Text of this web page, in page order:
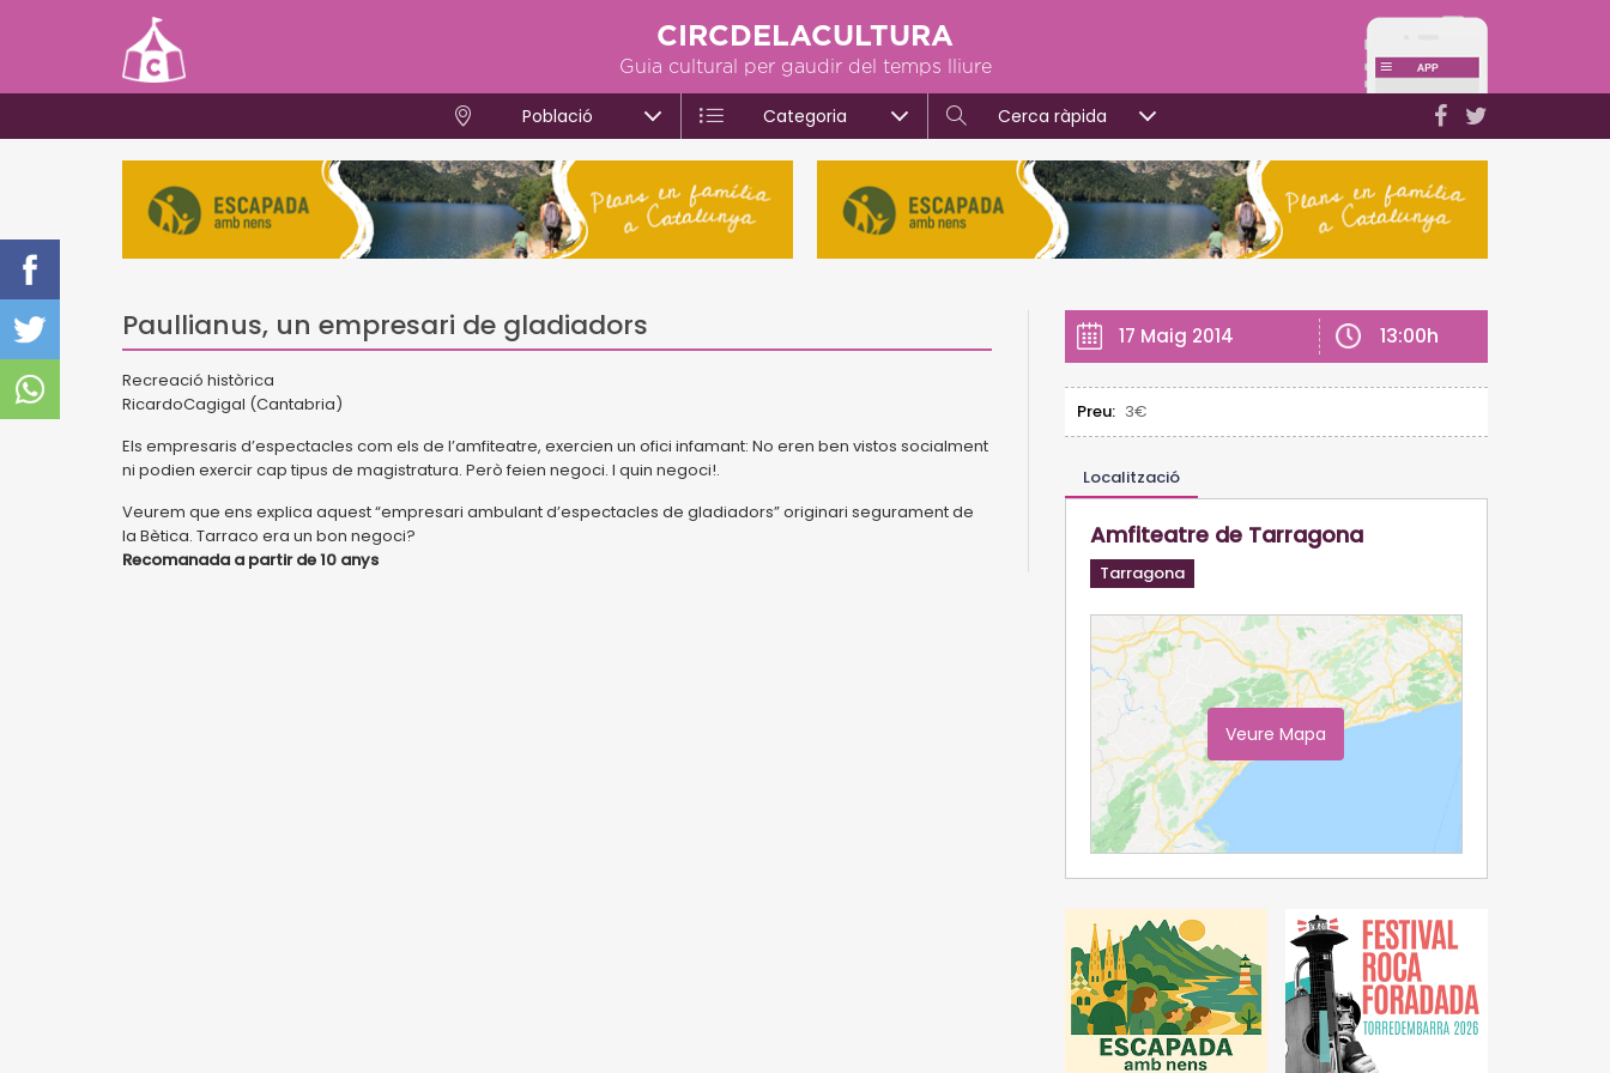
CIRCDELACULTURA
Guia cultural per gaudir del temps lliure
Població Categoria Cerca ràpida
Paullianus, un empresari de gladiadors
Recreació històrica
RicardoCagigal (Cantabria)
Els empresaris d’espectacles com els de l’amfiteatre, exercien un ofici infamant: No eren ben vistos socialment
ni podien exercir cap tipus de magistratura. Però feien negoci. I quin negoci!.
Veurem que ens explica aquest “empresari ambulant d’espectacles de gladiadors” originari segurament de
la Bètica. Tarraco era un bon negoci?
Recomanada a partir de 10 anys
17 Maig 2014 13:00h
Preu: 3€
Localització
Amfiteatre de Tarragona
Tarragona
Veure Mapa